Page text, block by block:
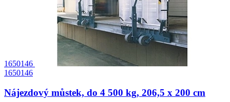
1650146
1650146
Nájezdový můstek, do 4 500 kg, 206,5 x 200 cm